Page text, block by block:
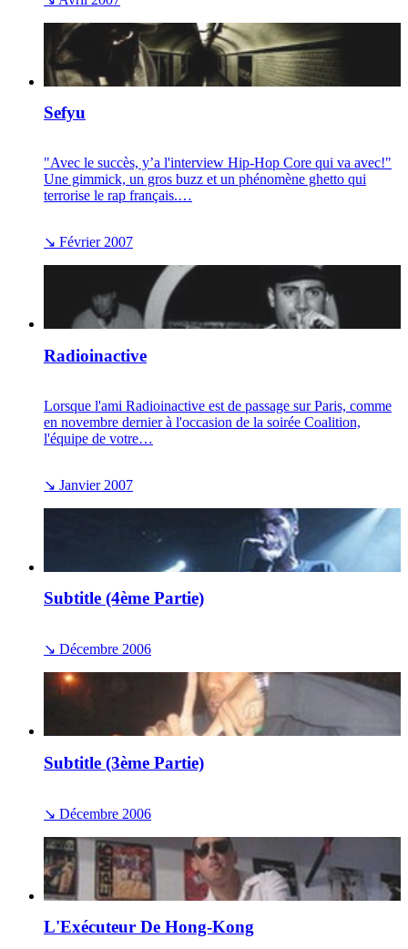
Sefyu
"Avec le succès, y’a l'interview Hip-Hop Core qui va avec!"
Une gimmick, un gros buzz et un phénomène ghetto qui
terrorise le rap français.…
↘ Février 2007
Radioinactive
Lorsque l'ami Radioinactive est de passage sur Paris, comme
en novembre dernier à l'occasion de la soirée Coalition,
l'équipe de votre…
↘ Janvier 2007
Subtitle (4ème Partie)
↘ Décembre 2006
Subtitle (3ème Partie)
↘ Décembre 2006
L'Exécuteur De Hong-Kong